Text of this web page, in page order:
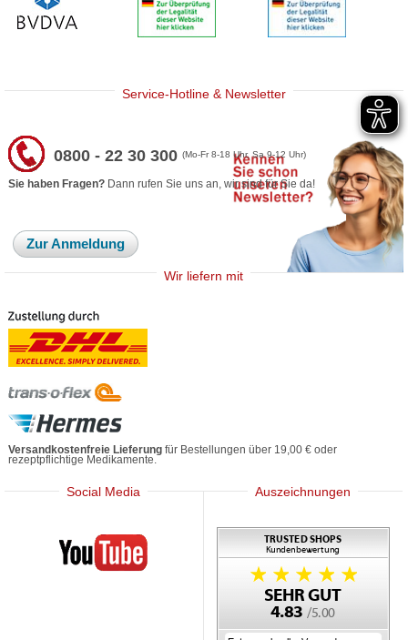
Service-Hotline & Newsletter
0800 - 22 30 300(Mo-Fr 8-18 Uhr, Sa 9-12 Uhr)
Sie haben Fragen? Dann rufen Sie uns an, wir sind für Sie da!
Zur Anmeldung
Wir liefern mit
Versandkostenfreie Lieferung für Bestellungen über 19,00 € oder
rezeptpflichtige Medikamente.
Social Media
Mediherz
Auszeichnungen